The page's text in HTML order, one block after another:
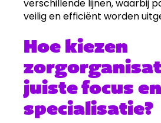
verschillende lijnen, waarbij
veilig en efficiënt worden
Hoe kiezen
juiste focus en
specialisatie?